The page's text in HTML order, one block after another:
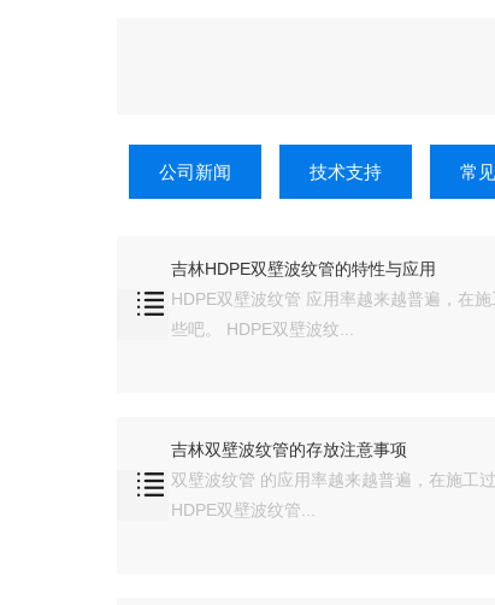
公司新闻 技术支持 常
吉林HDPE双壁波纹管的特性与应用
HDPE双壁波纹管 应用率越来越普遍，在
些吧。 HDPE双壁波纹...
吉林双壁波纹管的存放注意事项
双壁波纹管 的应用率越来越普遍，在施工
HDPE双壁波纹管...